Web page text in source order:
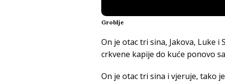
Groblje
On je otac tri sina, Jakova, Luke i
crkvene kapije do kuće ponovo
On je otac tri sina i vjeruje, tako